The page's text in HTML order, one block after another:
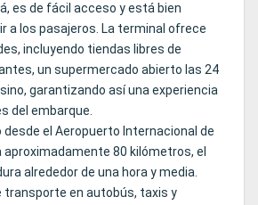
es de fácil acceso y está bien
a los pasajeros. La terminal ofrece
incluyendo tiendas libres de
un supermercado abierto las 24
garantizando así una experiencia
del embarque.
desde el Aeropuerto Internacional de
80 kilómetros, el
alrededor de una hora y media.
transporte en autobús, taxis y